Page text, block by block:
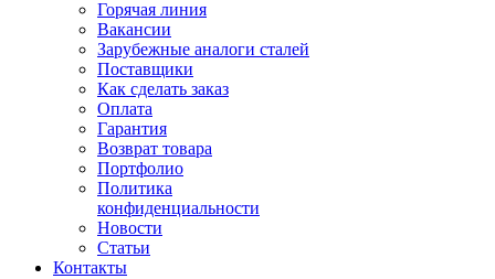
Горячая линия
Вакансии
Зарубежные аналоги сталей
Поставщики
Как сделать заказ
Оплата
Гарантия
Возврат товара
Портфолио
Политика
конфиденциальности
Новости
Статьи
Контакты